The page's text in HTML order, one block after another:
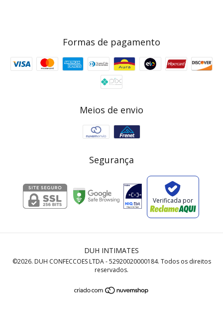
Formas de pagamento
Meios de envio
Segurança
Verificada por
DUH INTIMATES
©2026. DUH CONFECCOES LTDA - 52920020000184. Todos os direitos
reservados.